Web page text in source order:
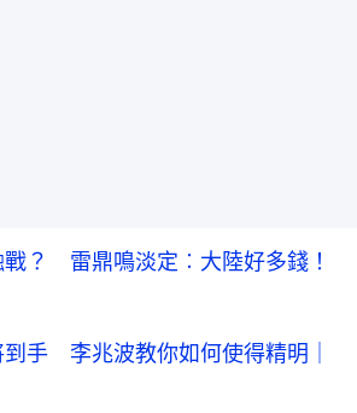
？ 雷鼎鳴淡定︰大陸好多錢！
手 李兆波教你如何使得精明｜